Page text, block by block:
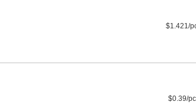
$1.421/
$0.39/